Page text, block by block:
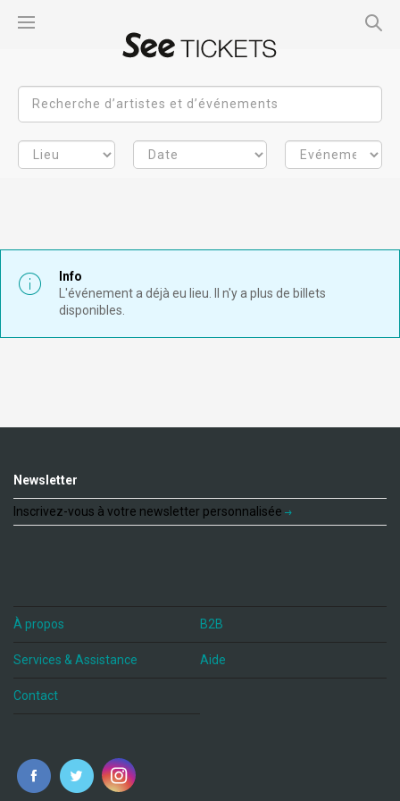
Info
L'événement a déjà eu lieu. Il n'y a plus de billets
disponibles.
Newsletter
Inscrivez-vous à votre newsletter personnalisée
À propos B2B
Services & Assistance Aide
Contact
fr